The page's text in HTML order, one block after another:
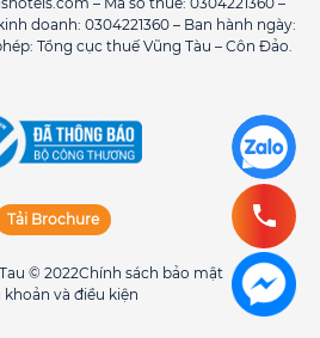
doanh: 0304221360 – Ban hành ngày:
Tổng cục thuế Vũng Tàu – Côn Đảo.
Tải Brochure
© 2022Chính sách bảo mật
và điều kiện